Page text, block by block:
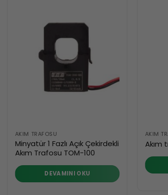
AKIM TRAFOSU
Minyatür 1 Fazlı Açık Çekirdekli
Akım Trafosu TOM-100
DEVAMINI OKU
AKIM
Akım